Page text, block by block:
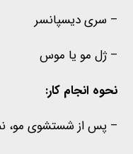
– سری دیسپانسر
– ژل مو یا موس
نحوه انجام کار:
– پس از شستشوی مو، نم